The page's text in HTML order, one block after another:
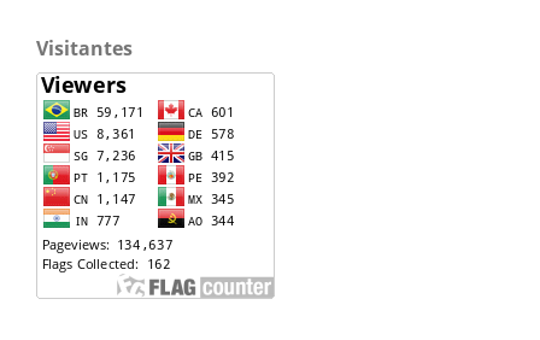
Visitantes